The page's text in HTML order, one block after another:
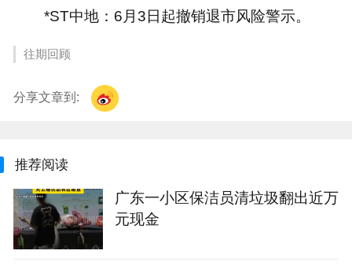
*ST中地：6月3日起撤销退市风险警示。
往期回顾
分享文章到:
推荐阅读
广东一小区保洁员清垃圾翻出近万
元现金